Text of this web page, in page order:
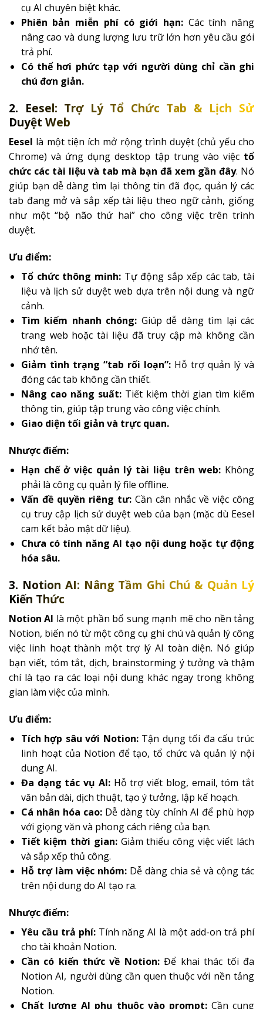
cụ AI chuyên biệt khác.
Phiên bản miễn phí có giới hạn:Các tính năng
nâng cao và dung lượng lưu trữ lớn hơn yêu cầu gói
trả phí.
Có thể hơi phức tạp với người dùng chỉ cần ghi
chú đơn giản.
2. Eesel: Trợ Lý Tổ Chức Tab & Lịch Sử
Duyệt Web
Eesel là một tiện ích mở rộng trình duyệt (chủ yếu cho
Chrome) và ứng dụng desktop tập trung vào việc tổ
chức các tài liệu và tab mà bạn đã xem gần đây. Nó
giúp bạn dễ dàng tìm lại thông tin đã đọc, quản lý các
tab đang mở và sắp xếp tài liệu theo ngữ cảnh, giống
như một “bộ não thứ hai” cho công việc trên trình
duyệt.
Ưu điểm:
Tổ chức thông minh:Tự động sắp xếp các tab, tài
liệu và lịch sử duyệt web dựa trên nội dung và ngữ
cảnh.
Tìm kiếm nhanh chóng: Giúp dễ dàng tìm lại các
trang web hoặc tài liệu đã truy cập mà không cần
nhớ tên.
Giảm tình trạng “tab rối loạn”:Hỗ trợ quản lý và
đóng các tab không cần thiết.
Nâng cao năng suất: Tiết kiệm thời gian tìm kiếm
thông tin, giúp tập trung vào công việc chính.
Giao diện tối giản và trực quan.
Nhược điểm:
Hạn chế ở việc quản lý tài liệu trên web: Không
phải là công cụ quản lý file offline.
Vấn đề quyền riêng tư:Cần cân nhắc về việc công
cụ truy cập lịch sử duyệt web của bạn (mặc dù Eesel
cam kết bảo mật dữ liệu).
Chưa có tính năng AI tạo nội dung hoặc tự động
hóa sâu.
3. Notion AI: Nâng Tầm Ghi Chú & Quản Lý
Kiến Thức
Notion AI là một phần bổ sung mạnh mẽ cho nền tảng
Notion, biến nó từ một công cụ ghi chú và quản lý công
việc linh hoạt thành một trợ lý AI toàn diện. Nó giúp
bạn viết, tóm tắt, dịch, brainstorming ý tưởng và thậm
chí là tạo ra các loại nội dung khác ngay trong không
gian làm việc của mình.
Ưu điểm:
Tích hợp sâu với Notion:Tận dụng tối đa cấu trúc
linh hoạt của Notion để tạo, tổ chức và quản lý nội
dung AI.
Đa dạng tác vụ AI:Hỗ trợ viết blog, email, tóm tắt
văn bản dài, dịch thuật, tạo ý tưởng, lập kế hoạch.
Cá nhân hóa cao: Dễ dàng tùy chỉnh AI để phù hợp
với giọng văn và phong cách riêng của bạn.
Tiết kiệm thời gian:Giảm thiểu công việc viết lách
và sắp xếp thủ công.
Hỗ trợ làm việc nhóm:Dễ dàng chia sẻ và cộng tác
trên nội dung do AI tạo ra.
Nhược điểm:
Yêu cầu trả phí:Tính năng AI là một add-on trả phí
cho tài khoản Notion.
Cần có kiến thức về Notion:Để khai thác tối đa
Notion AI, người dùng cần quen thuộc với nền tảng
Notion.
Chất lượng AI phụ thuộc vào prompt:Cần cung